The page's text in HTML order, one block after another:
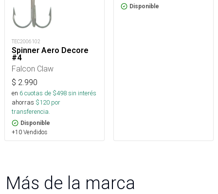
TEC2006102
Spinner Aero Decore
#4
Falcon Claw
$ 2.990
en 6cuotas de $498sin interés
ahorras $120 por
transferencia.
Disponible
+10 Vendidos
Disponible
Más de la marca